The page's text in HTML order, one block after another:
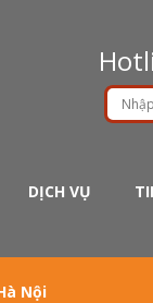
DỊCH VỤ
Nội